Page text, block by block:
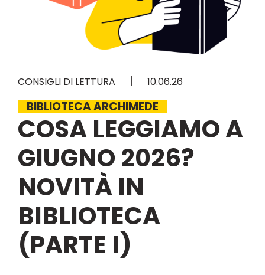
CONSIGLI DI LETTURA | 10.06.26
BIBLIOTECA ARCHIMEDE
COSA LEGGIAMO A
GIUGNO 2026?
NOVITÀ IN
BIBLIOTECA
(PARTE I)